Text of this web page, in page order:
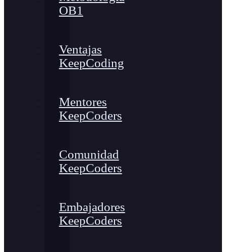
OB1
Ventajas
KeepCoding
Mentores
KeepCoders
Comunidad
KeepCoders
Embajadores
KeepCoders